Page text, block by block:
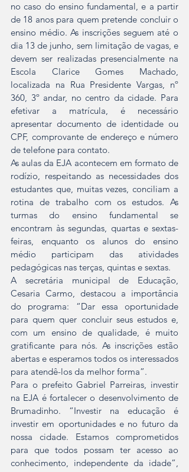
no caso do ensino fundamental, e a partir
de 18 anos para quem pretende concluir o
ensino médio. As inscrições seguem até o
dia 13 de junho, sem limitação de vagas, e
devem ser realizadas presencialmente na
Escola Clarice Gomes Machado,
localizada na Rua Presidente Vargas, nº
360, 3º andar, no centro da cidade. Para
efetivar a matrícula, é necessário
apresentar documento de identidade ou
CPF, comprovante de endereço e número
de telefone para contato.
As aulas da EJA acontecem em formato de
rodízio, respeitando as necessidades dos
estudantes que, muitas vezes, conciliam a
rotina de trabalho com os estudos. As
turmas do ensino fundamental se
encontram às segundas, quartas e sextas-
feiras, enquanto os alunos do ensino
médio participam das atividades
pedagógicas nas terças, quintas e sextas.
A secretária municipal de Educação,
Cesaria Carmo, destacou a importância
do programa: “Dar essa oportunidade
para quem quer concluir seus estudos e,
com um ensino de qualidade, é muito
gratificante para nós. As inscrições estão
abertas e esperamos todos os interessados
para atendê-los da melhor forma”.
Para o prefeito Gabriel Parreiras, investir
na EJA é fortalecer o desenvolvimento de
Brumadinho. “Investir na educação é
investir em oportunidades e no futuro da
nossa cidade. Estamos comprometidos
para que todos possam ter acesso ao
conhecimento, independente da idade”,